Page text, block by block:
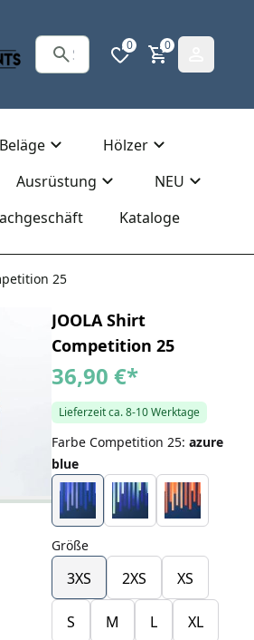
0 0
Beläge
Hölzer
Ausrüstung
NEU
Kataloge
25
JOOLA Shirt
Competition 25
36,90 €*
Lieferzeit ca. 8-10 Werktage
Farbe Competition 25: azure
blue
Größe
3XS 2XS XS
S M L XL